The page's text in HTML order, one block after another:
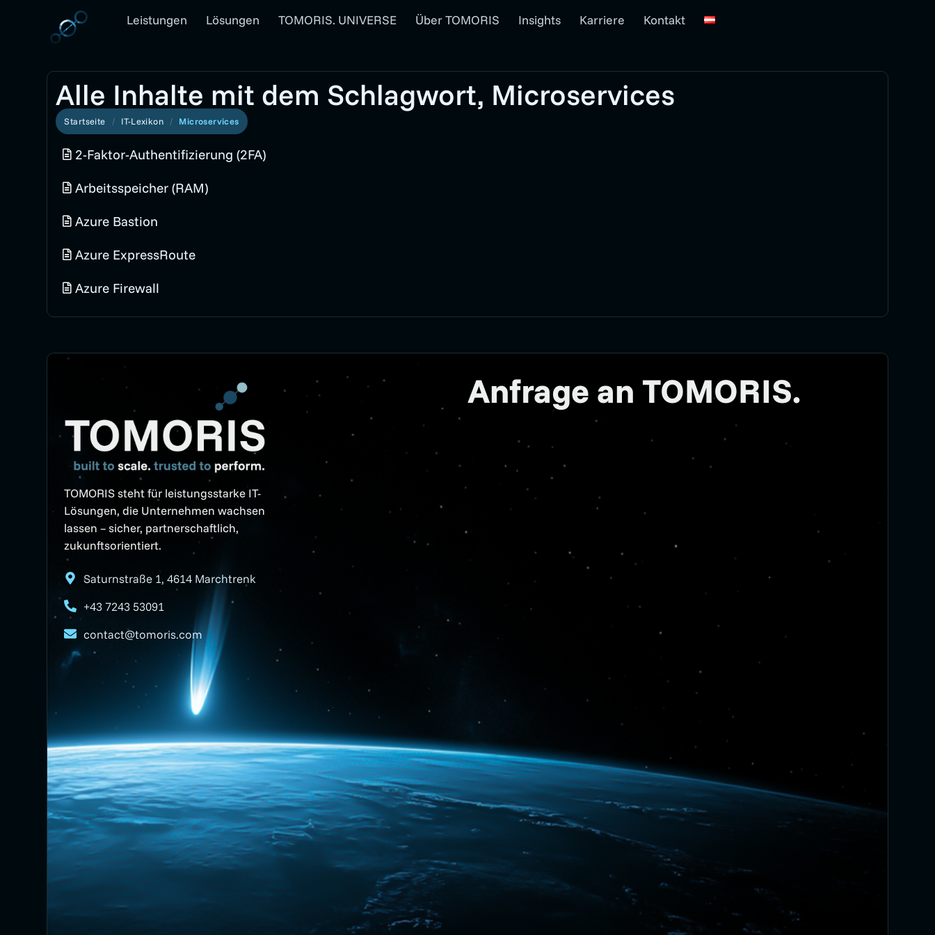
Leistungen Lösungen TOMORIS. UNIVERSE Über TOMORIS Insights Karriere Kontakt
Alle Inhalte mit dem Schlagwort, Microservices
Startseite IT-Lexikon Microservices
2-Faktor-Authentifizierung (2FA)
Arbeitsspeicher (RAM)
Azure Bastion
Azure ExpressRoute
Azure Firewall
TOMORIS steht für leistungsstarke IT-
Lösungen, die Unternehmen wachsen
lassen – sicher, partnerschaftlich,
zukunftsorientiert.
Saturnstraße 1, 4614 Marchtrenk
+43 7243 53091
contact@tomoris.com
Anfrage an TOMORIS.